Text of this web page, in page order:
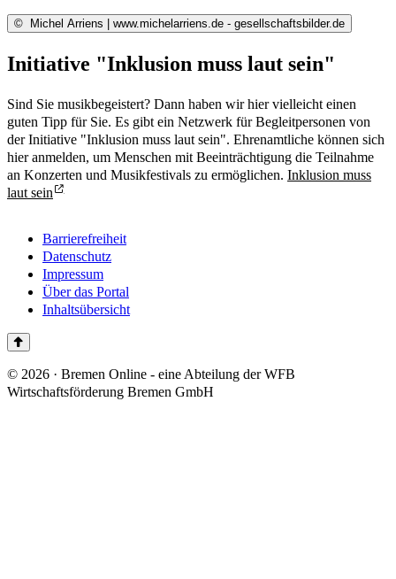
© Michel Arriens | www.michelarriens.de - gesellschaftsbilder.de
Initiative "Inklusion muss laut sein"
Sind Sie musikbegeistert? Dann haben wir hier vielleicht einen
guten Tipp für Sie. Es gibt ein Netzwerk für Begleitpersonen von
der Initiative "Inklusion muss laut sein". Ehrenamtliche können sich
hier anmelden, um Menschen mit Beeinträchtigung die Teilnahme
an Konzerten und Musikfestivals zu ermöglichen. Inklusion muss
laut sein
Barrierefreiheit
Datenschutz
Impressum
Über das Portal
Inhaltsübersicht
© 2026 · Bremen Online - eine Abteilung der WFB
Wirtschaftsförderung Bremen GmbH